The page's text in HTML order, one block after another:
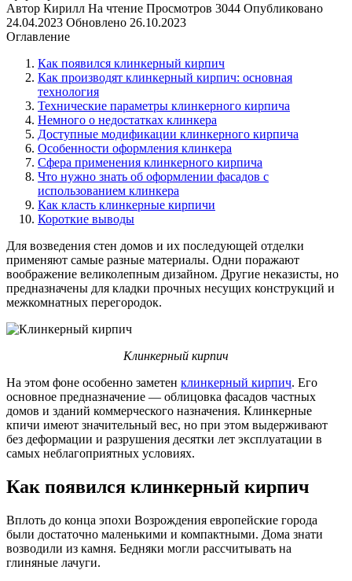
Автор Кирилл На чтение Просмотров 3044 Опубликовано
24.04.2023 Обновлено 26.10.2023
Оглавление
Как появился клинкерный кирпич
Как производят клинкерный кирпич: основная
технология
Технические параметры клинкерного кирпича
Немного о недостатках клинкера
Доступные модификации клинкерного кирпича
Особенности оформления клинкера
Сфера применения клинкерного кирпича
Что нужно знать об оформлении фасадов с
использованием клинкера
Как класть клинкерные кирпичи
Короткие выводы
Для возведения стен домов и их последующей отделки
применяют самые разные материалы. Одни поражают
воображение великолепным дизайном. Другие неказисты, но
предназначены для кладки прочных несущих конструкций и
межкомнатных перегородок.
Клинкерный кирпич
На этом фоне особенно заметен клинкерный кирпич. Его
основное предназначение — облицовка фасадов частных
домов и зданий коммерческого назначения. Клинкерные
кпичи имеют значительный вес, но при этом выдерживают
без деформации и разрушения десятки лет эксплуатации в
самых неблагоприятных условиях.
Как появился клинкерный кирпич
Вплоть до конца эпохи Возрождения европейские города
были достаточно маленькими и компактными. Дома знати
возводили из камня. Бедняки могли рассчитывать на
глиняные лачуги.